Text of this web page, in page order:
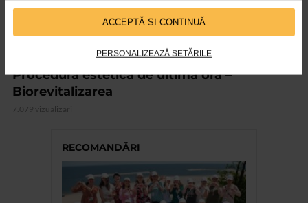
ACCEPTĂ SI CONTINUĂ
PERSONALIZEAZĂ SETĂRILE
Procedura estetica de ultima ora –
Biorevitalizarea
7.079 vizualizari
RECOMANDĂRI